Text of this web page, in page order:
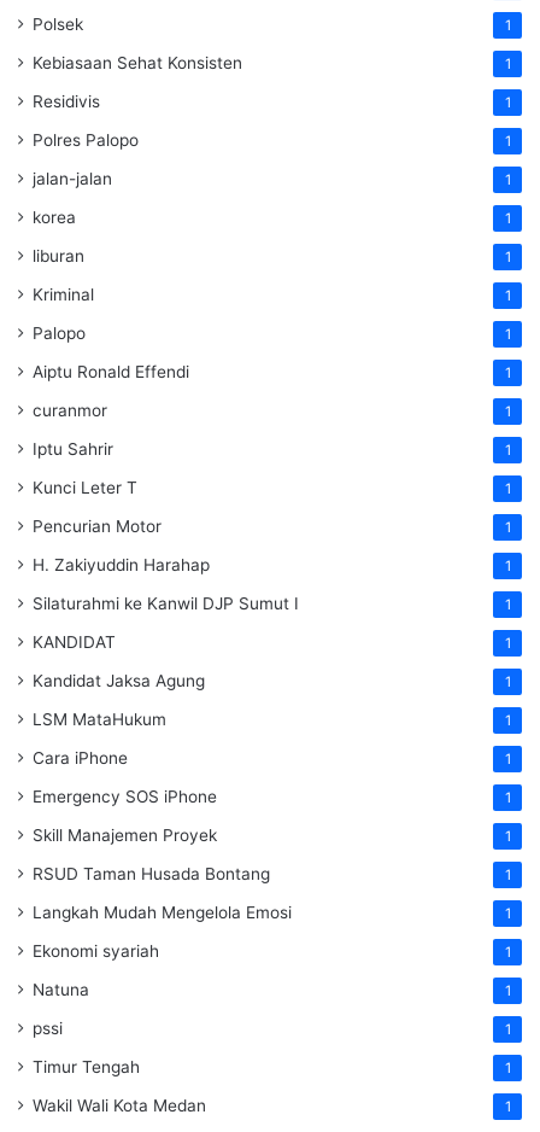
Polsek 1
Kebiasaan Sehat Konsisten 1
Residivis 1
Polres Palopo 1
jalan-jalan 1
korea 1
liburan 1
Kriminal 1
Palopo 1
Aiptu Ronald Effendi 1
curanmor 1
Iptu Sahrir 1
Kunci Leter T 1
Pencurian Motor 1
H. Zakiyuddin Harahap 1
Silaturahmi ke Kanwil DJP Sumut I 1
KANDIDAT 1
Kandidat Jaksa Agung 1
LSM MataHukum 1
Cara iPhone 1
Emergency SOS iPhone 1
Skill Manajemen Proyek 1
RSUD Taman Husada Bontang 1
Langkah Mudah Mengelola Emosi 1
Ekonomi syariah 1
Natuna 1
pssi 1
Timur Tengah 1
Wakil Wali Kota Medan 1